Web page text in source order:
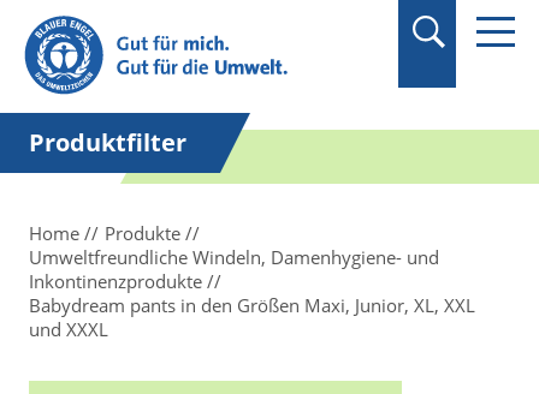
Suchbegriff in
Anführungszeichen
setzen.
Produktfilter
Home
Produkte
Umweltfreundliche Windeln, Damenhygiene- und
Inkontinenzprodukte
Babydream pants in den Größen Maxi, Junior, XL, XXL
und XXXL